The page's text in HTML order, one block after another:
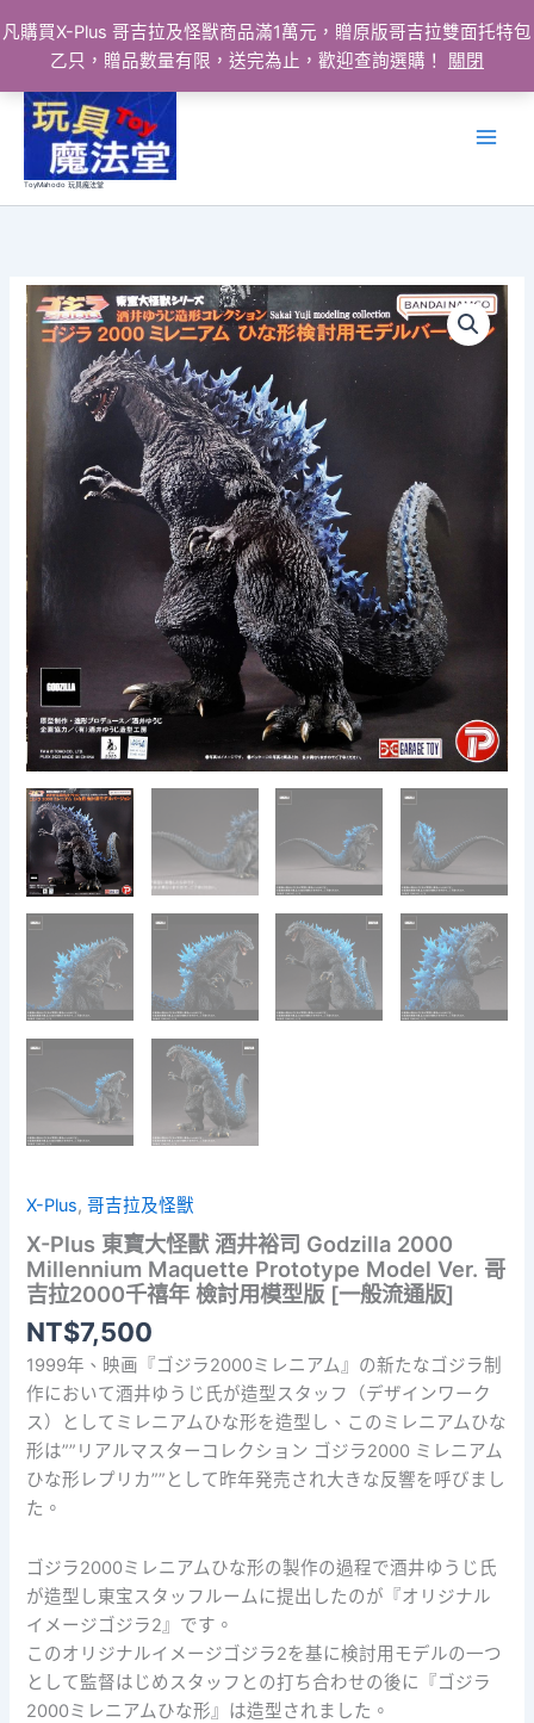
凡購買X-Plus 哥吉拉及怪獸商品滿1萬元，贈原版哥吉拉雙面托特包
乙只，贈品數量有限，送完為止，歡迎查詢選購！
關閉
ToyMahodo 玩具魔法堂
X-Plus,哥吉拉及怪獸
X-Plus 東寶大怪獸 酒井裕司 Godzilla 2000
Millennium Maquette Prototype Model Ver. 哥
吉拉2000千禧年 檢討用模型版 [一般流通版]
NT$7,500
1999年、映画『ゴジラ2000ミレニアム』の新たなゴジラ制
作において酒井ゆうじ氏が造型スタッフ（デザインワーク
ス）としてミレニアムひな形を造型し、このミレニアムひな
形は””リアルマスターコレクション ゴジラ2000 ミレニアム
ひな形レプリカ””として昨年発売され大きな反響を呼びまし
た。
ゴジラ2000ミレニアムひな形の製作の過程で酒井ゆうじ氏
が造型し東宝スタッフルームに提出したのが『オリジナル
イメージゴジラ2』です。
このオリジナルイメージゴジラ2を基に検討用モデルの一つ
として監督はじめスタッフとの打ち合わせの後に『ゴジラ
2000ミレニアムひな形』は造型されました。